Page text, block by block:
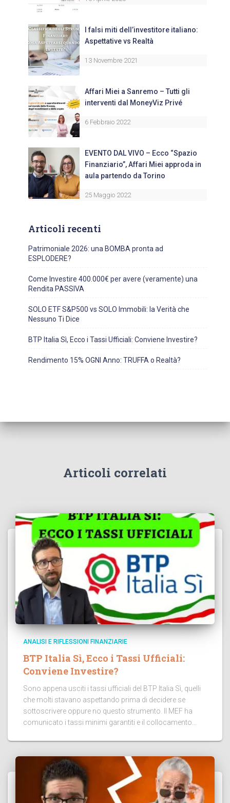
I falsi miti dell’investitore italiano:
Aspettative vs Realtà
13 Novembre 2021
Affari Miei a Sanremo – Tutti gli
interventi dal MoneyViz Privé
6 Febbraio 2022
EVENTO DAL VIVO – Ecco “Spazio
Finanziario”, Affari Miei approda in
aula partendo da Torino
25 Maggio 2022
Articoli recenti
Patrimoniale 2026: una BOMBA pronta ad
ESPLODERE?
Come Investire 400.000€ per avere (veramente) una
Rendita PASSIVA
SOLO ETF S&P500 vs SOLO Immobili: la Verità che
Nessuno Ti Dice
BTP Italia Sì, Ecco i Tassi Ufficiali: Conviene Investire?
Rendimento 15% OGNI Anno: TRUFFA o Realtà?
Articoli correlati
ANALISI E RIFLESSIONI FINANZIARIE
BTP Italia Sì, Ecco i Tassi Ufficiali:
Conviene Investire?
Sono appena usciti i tassi ufficiali del BTP Italia Sì, quelli
che molti stavano aspettando prima di decidere se
sottoscrivere oppure no questo strumento. Il MEF ha
comunicato i tassi minimi garantiti e il collocamento...